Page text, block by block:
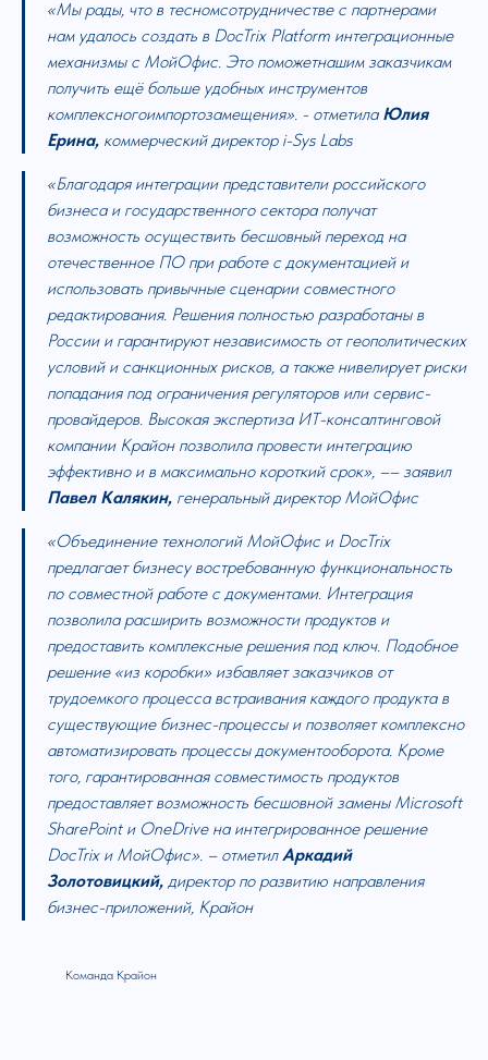
«Мы рады, что в тесномсотрудничестве с партнерами
нам удалось создать в DocTrix Platform интеграционные
механизмы с МойОфис. Это поможетнашим заказчикам
получить ещё больше удобных инструментов
комплексногоимпортозамещения». - отметила Юлия
Ерина, коммерческий директор i-Sys Labs
«Благодаря интеграции представители российского
бизнеса и государственного сектора получат
возможность осуществить бесшовный переход на
отечественное ПО при работе с документацией и
использовать привычные сценарии совместного
редактирования. Решения полностью разработаны в
России и гарантируют независимость от геополитических
условий и санкционных рисков, а также нивелирует риски
попадания под ограничения регуляторов или сервис-
провайдеров. Высокая экспертиза ИТ-консалтинговой
компании Крайон позволила провести интеграцию
эффективно и в максимально короткий срок», –– заявил
Павел Калякин, генеральный директор МойОфис
«Объединение технологий МойОфис и DocTrix
предлагает бизнесу востребованную функциональность
по совместной работе с документами. Интеграция
позволила расширить возможности продуктов и
предоставить комплексные решения под ключ. Подобное
решение «из коробки» избавляет заказчиков от
трудоемкого процесса встраивания каждого продукта в
существующие бизнес-процессы и позволяет комплексно
автоматизировать процессы документооборота. Кроме
того, гарантированная совместимость продуктов
предоставляет возможность бесшовной замены Microsoft
SharePoint и OneDrive на интегрированное решение
DocTrix и МойОфис». – отметилАркадий
Золотовицкий, директор по развитию направления
бизнес-приложений, Крайон
Команда Крайон